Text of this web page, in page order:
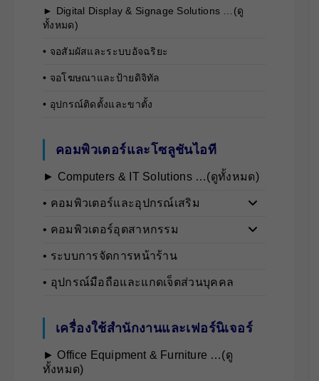
► Digital Display & Signage Solutions …(ดู
ทั้งหมด)
• จอสัมผัสและระบบอัจฉริยะ
• จอโฆษณาและป้ายดิจิทัล
• อุปกรณ์ติดตั้งและขาตั้ง
คอมพิวเตอร์และโซลูชันไอที
► Computers & IT Solutions …(ดูทั้งหมด)
• คอมพิวเตอร์และอุปกรณ์เสริม
• คอมพิวเตอร์อุตสาหกรรม
• ระบบการจัดการหน้าร้าน
• อุปกรณ์มือถือและแกดเจ็ตส่วนบุคคล
เครื่องใช้สำนักงานและเฟอร์นิเจอร์
► Office Equipment & Furniture …(ดู
ทั้งหมด)